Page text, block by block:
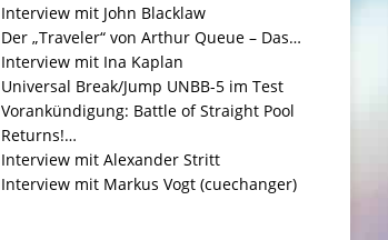
Interview mit John Blacklaw
Der „Traveler“ von Arthur Queue – Das…
Interview mit Ina Kaplan
Universal Break/Jump UNBB-5 im Test
Vorankündigung: Battle of Straight Pool
Returns!…
Interview mit Alexander Stritt
Interview mit Markus Vogt (cuechanger)